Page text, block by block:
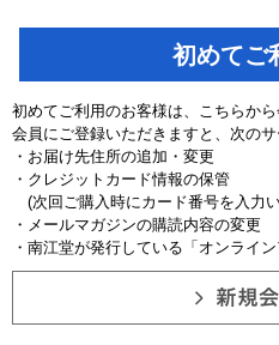
初めてご
初めてご利用のお客様は、こちらから
会員にご登録いただきますと、次の
・お届け先住所の追加・変更
・クレジットカード情報の保管
(次回ご購入時にカード番号を入力
・メールマガジンの購読内容の変更
・南江堂が発行している「オンライ